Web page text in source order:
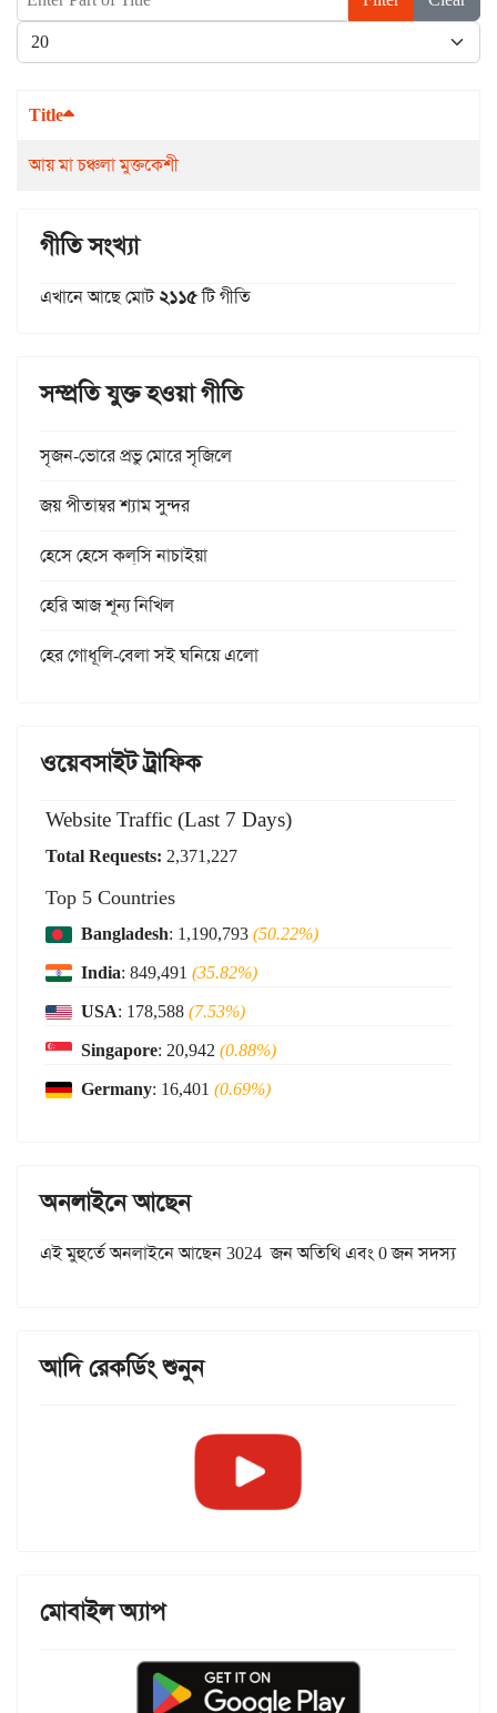
Display #
Title
আয় মা চঞ্চলা মুক্তকেশী
গীতি সংখ্যা
এখানে আছে মোট২১১৫টি গীতি
সম্প্রতি যুক্ত হওয়া গীতি
সৃজন-ভোরে প্রভু মোরে সৃজিলে
জয় পীতাম্বর শ্যাম সুন্দর
হেসে হেসে কল্‌সি নাচাইয়া
হেরি আজ শূন্য নিখিল
হের গোধূলি-বেলা সই ঘনিয়ে এলো
ওয়েবসাইট ট্রাফিক
Website Traffic (Last 7 Days)
Total Requests: 2,371,227
Top 5 Countries
Bangladesh: 1,190,793(50.22%)
India: 849,491 (35.82%)
USA: 178,588(7.53%)
Singapore: 20,942(0.88%)
Germany: 16,401 (0.69%)
অনলাইনে আছেন
এই মুহুর্তে অনলাইনে আছেন 3024 জন অতিথি এবং 0 জন সদস্য
আদি রেকর্ডিং শুনুন
মোবাইল অ্যাপ